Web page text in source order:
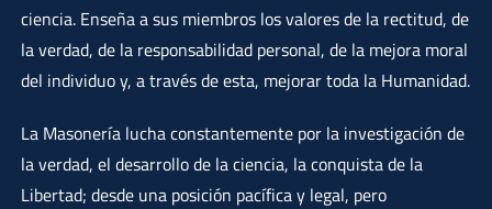
ciencia. Enseña a sus miembros los valores de la rectitud, de
la verdad, de la responsabilidad personal, de la mejora moral
del individuo y, a través de esta, mejorar toda la Humanidad.
La Masonería lucha constantemente por la investigación de
la verdad, el desarrollo de la ciencia, la conquista de la
Libertad; desde una posición pacífica y legal, pero